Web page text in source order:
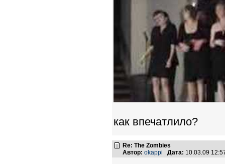
как впечатлило?
Re: The Zombies
Автор: okappi Дата: 10.03.09